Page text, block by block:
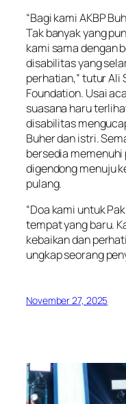
“Bagi kami AKBP
Tak banyak yang
kami sama dengan
disabilitas yang
perhatian,” tutur Ali
Foundation. Usai
suasana haru
disabilitas
Buher dan istri.
bersedia
digendong menuju
pulang.
“Doa kami untuk
tempat yang baru.
kebaikan dan
ungkap seorang
November 27, 2025